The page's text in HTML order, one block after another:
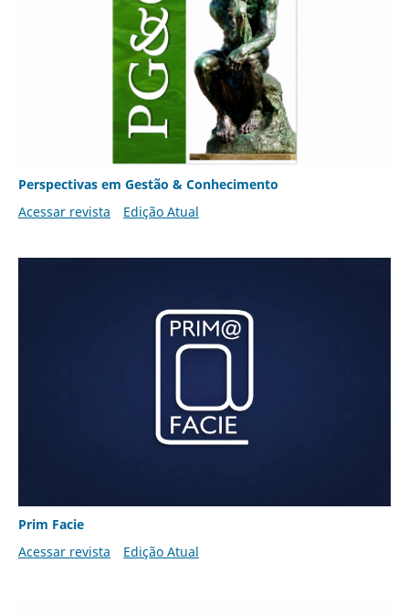
Perspectivas em Gestão & Conhecimento
Acessar revista
Edição Atual
Prim Facie
Acessar revista
Edição Atual